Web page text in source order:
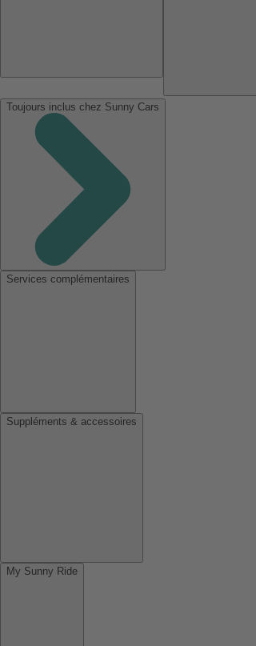
Toujours inclus chez Sunny Cars
Services complémentaires
Suppléments & accessoires
My Sunny Ride